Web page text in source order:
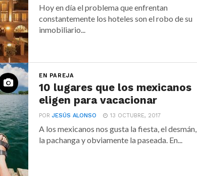
Hoy en día el problema que enfrentan
constantemente los hoteles son el robo de su
inmobiliario...
EN PAREJA
10 lugares que los mexicanos
eligen para vacacionar
PORJESÚS ALONSO 13 OCTUBRE, 2017
A los mexicanos nos gusta la fiesta, el desmán,
la pachanga y obviamente la paseada. En...